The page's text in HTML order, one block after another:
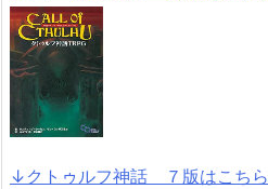
↓クトゥルフ神話 ７版はこちら